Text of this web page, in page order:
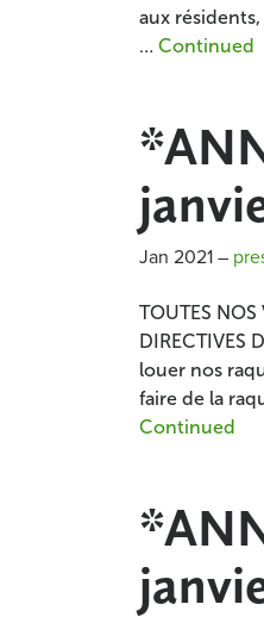
aux
… Continued
Jan 2021–
TOUTES NOS
DIRECTIVES
louer nos
faire de la
Continued